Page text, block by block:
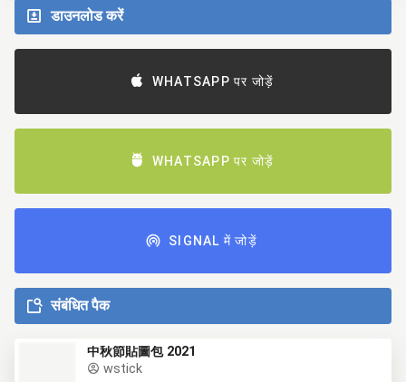
डाउनलोड करें
WHATSAPP पर जोड़ें
WHATSAPP पर जोड़ें
SIGNAL में जोड़ें
संबंधित पैक
中秋節貼圖包 2021
wstick